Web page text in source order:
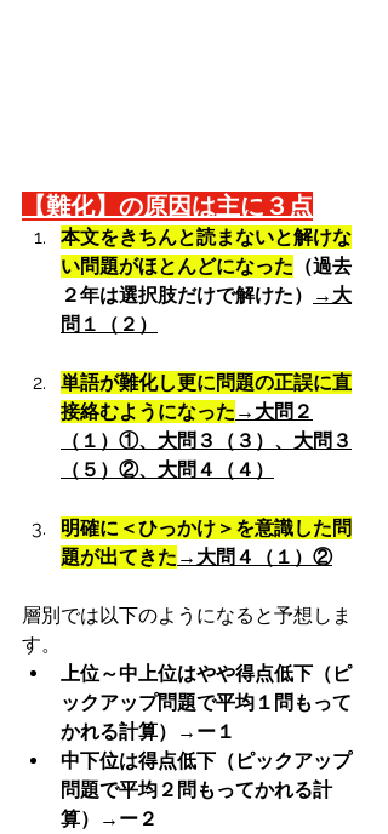
【難化】の原因は主に３点
本文をきちんと読まないと解けな
い問題がほとんどになった （過去
２年は選択肢だけで解けた）
→大
問１（２）
単語が難化し更に問題の正誤に直
接絡むようになった →大問２
（１）①、大問３（３）、大問３
（５）②、大問４（４）
明確に＜ひっかけ＞を意識した問
題が出てきた →大問４（１）②
層別では以下のようになると予想しま
す。
上位～中上位はやや得点低下（ピ
ックアップ問題で平均１問もって
かれる計算）→ー１
中下位は得点低下（ピックアップ
問題で平均２問もってかれる計
算）→ー２